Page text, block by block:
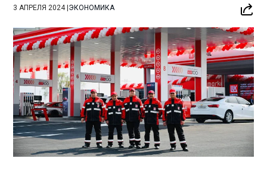
3 АПРЕЛЯ 2024|ЭКОНОМИКА